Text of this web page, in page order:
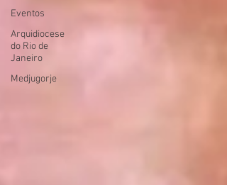
Eventos
Arquidiocese
do Rio de
Janeiro
Medjugorje